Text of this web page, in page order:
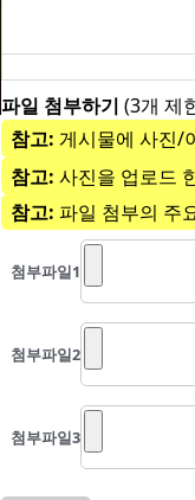
파일 첨부하기 (3개 제
참고: 게시물에 사진/
참고: 사진을 업로드
참고: 파일 첨부의 주
첨부파일1
첨부파일2
첨부파일3